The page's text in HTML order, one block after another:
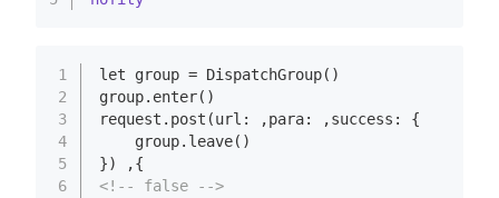
1
2
3
4
5
6
let group = DispatchGroup()
group.enter()
request.post(url: ,para: ,success: {
    group.leave()
}) ,{
<!-- false -->